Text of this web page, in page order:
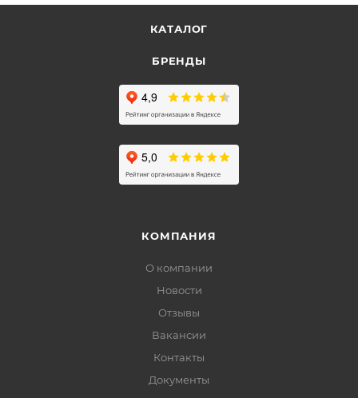
КАТАЛОГ
БРЕНДЫ
КОМПАНИЯ
О компании
Новости
Отзывы
Вакансии
Контакты
Документы